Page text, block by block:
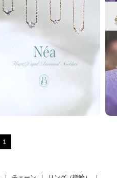
1